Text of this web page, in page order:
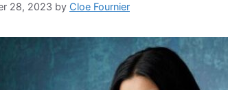
28, 2023 by Cloe Fournier